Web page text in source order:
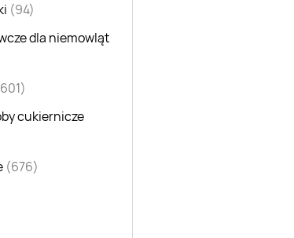
(94)
dla niemowląt
cukiernicze
(676)